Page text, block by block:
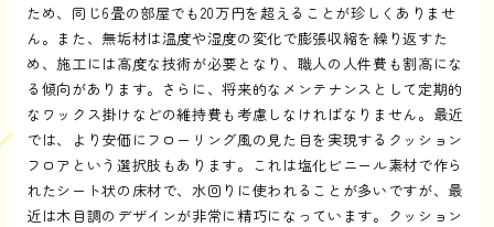
ため、同じ6畳の部屋でも20万円を超えることが珍しくありませ
ん。また、無垢材は温度や湿度の変化で膨張収縮を繰り返すた
め、施工には高度な技術が必要となり、職人の人件費も割高にな
る傾向があります。さらに、将来的なメンテナンスとして定期的
なワックス掛けなどの維持費も考慮しなければなりません。最近
では、より安価にフローリング風の見た目を実現するクッション
フロアという選択肢もあります。これは塩化ビニール素材で作ら
れたシート状の床材で、水回りに使われることが多いですが、最
近は木目調のデザインが非常に精巧になっています。クッション